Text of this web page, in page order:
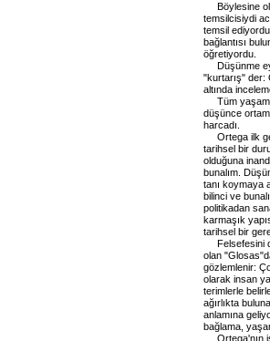
Böylesine
temsilcisiydi
temsil
bağlantısı
öğretiyordu.
Düşünme
"kurtarış" der:
altında
Tüm
düşünce
harcadı.
Ortega ilk
tarihsel bir
olduğuna
bunalım.
tanı koymaya
bilinci ve
politikadan
karmaşık
tarihsel bir
Felsefesini
olan
gözlemlenir:
olarak insan
terimlerle
ağırlıkta
anlamına
bağlama,
Ortega'nın